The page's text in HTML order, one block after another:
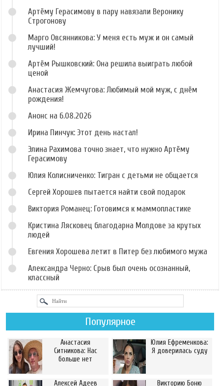
Артёму Герасимову в пару навязали Веронику
Строгонову
Марго Овсянникова: У меня есть муж и он самый
лучший!
Артём Рышковский: Она решила выиграть любой
ценой
Анастасия Жемчугова: Любимый мой муж, с днём
рождения!
Анонс на 6.08.2026
Ирина Пинчук: Этот день настал!
Элина Рахимова точно знает, что нужно Артёму
Герасимову
Юлия Колисниченко: Тигран с детьми не общается
Сергей Хорошев пытается найти свой подарок
Виктория Романец: Готовимся к маммопластике
Кристина Лясковец благодарна Молдове за крутых
людей
Евгения Хорошева летит в Питер без любимого мужа
Александра Черно: Срыв был очень осознанный,
классный
Популярное
Анастасия
Ситникова: Нас
больше нет
Юлия Ефременкова:
Я доверилась суду
Алексей Адеев Викторию Боню